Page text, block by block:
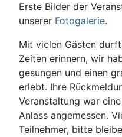
Erste Bilder der
unserer Fotogalerie.
Mit vielen Gästen
Zeiten erinnern, wir
gesungen und einen
erlebt. Ihre
Veranstaltung war
Anlass angemessen.
Teilnehmer, bitte